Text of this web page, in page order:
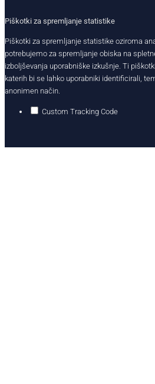
Piškotki za spremljanje statistike
Piškotki za spremljanje statistike oziroma
potrebujemo za spremljanje obiska na
izboljševanja uporabniške izkušnje. Ti
katerih bi se lahko uporabniki identificirali,
anonimen način.
Custom Tracking Code